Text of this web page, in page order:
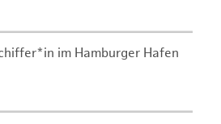
im Hamburger Hafen